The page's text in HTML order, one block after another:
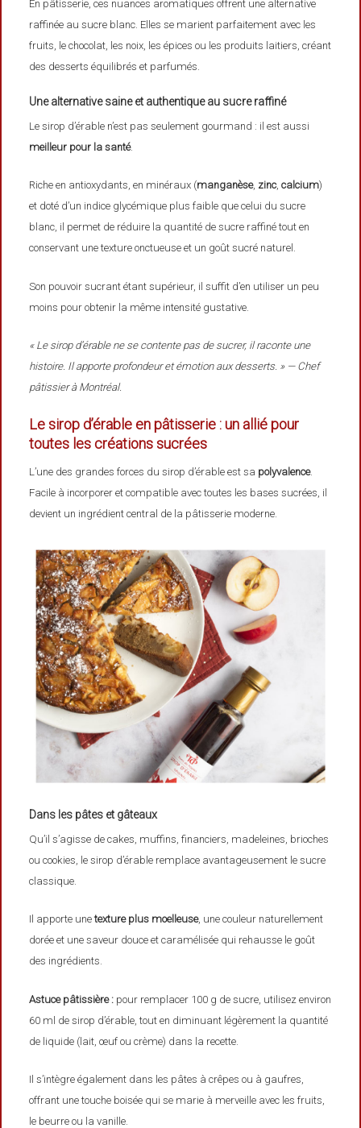
En pâtisserie, ces nuances aromatiques offrent une alternative
raffinée au sucre blanc. Elles se marient parfaitement avec les
fruits, le chocolat, les noix, les épices ou les produits laitiers, créant
des desserts équilibrés et parfumés.
Une alternative saine et authentique au sucre raffiné
Le sirop d’érable n’est pas seulement gourmand : il est aussi
meilleur pour la santé.
Riche en antioxydants, en minéraux (manganèse, zinc,calcium)
et doté d’un indice glycémique plus faible que celui du sucre
blanc, il permet de réduire la quantité de sucre raffiné tout en
conservant une texture onctueuse et un goût sucré naturel.
Son pouvoir sucrant étant supérieur, il suffit d’en utiliser un peu
moins pour obtenir la même intensité gustative.
« Le sirop d’érable ne se contente pas de sucrer, il raconte une
histoire. Il apporte profondeur et émotion aux desserts. » — Chef
pâtissier à Montréal.
Le sirop d’érable en pâtisserie : un allié pour
toutes les créations sucrées
L’une des grandes forces du sirop d’érable est sa polyvalence.
Facile à incorporer et compatible avec toutes les bases sucrées, il
devient un ingrédient central de la pâtisserie moderne.
Dans les pâtes et gâteaux
Qu’il s’agisse de cakes, muffins, financiers, madeleines, brioches
ou cookies, le sirop d’érable remplace avantageusement le sucre
classique.
Il apporte unetexture plus moelleuse, une couleur naturellement
dorée et une saveur douce et caramélisée qui rehausse le goût
des ingrédients.
Astuce pâtissière : pour remplacer 100 g de sucre, utilisez environ
60 ml de sirop d’érable, tout en diminuant légèrement la quantité
de liquide (lait, œuf ou crème) dans la recette.
Il s’intègre également dans les pâtes à crêpes ou à gaufres,
offrant une touche boisée qui se marie à merveille avec les fruits,
le beurre ou la vanille.